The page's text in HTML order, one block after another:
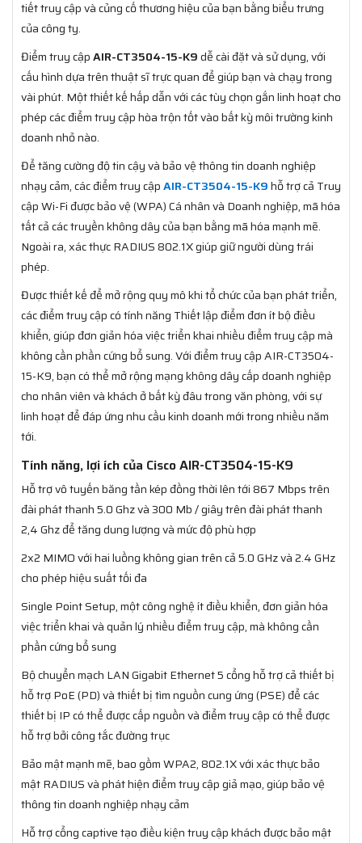
tiết truy cập và củng cố thương hiệu của bạn bằng biểu trưng
của công ty.
Điểm truy cậpAIR-CT3504-15-K9dễ cài đặt và sử dụng, với
cấu hình dựa trên thuật sĩ trực quan để giúp bạn và chạy trong
vài phút. Một thiết kế hấp dẫn với các tùy chọn gắn linh hoạt cho
phép các điểm truy cập hòa trộn tốt vào bất kỳ môi trường kinh
doanh nhỏ nào.
Để tăng cường độ tin cậy và bảo vệ thông tin doanh nghiệp
nhạy cảm, các điểm truy cậpAIR-CT3504-15-K9hỗ trợ cả Truy
cập Wi-Fi được bảo vệ (WPA) Cá nhân và Doanh nghiệp, mã hóa
tất cả các truyền không dây của bạn bằng mã hóa mạnh mẽ.
Ngoài ra, xác thực RADIUS 802.1X giúp giữ người dùng trái
phép.
Được thiết kế để mở rộng quy mô khi tổ chức của bạn phát triển,
các điểm truy cập có tính năng Thiết lập điểm đơn ít bộ điều
khiển, giúp đơn giản hóa việc triển khai nhiều điểm truy cập mà
không cần phần cứng bổ sung. Với điểm truy cập AIR-CT3504-
15-K9, bạn có thể mở rộng mạng không dây cấp doanh nghiệp
cho nhân viên và khách ở bất kỳ đâu trong văn phòng, với sự
linh hoạt để đáp ứng nhu cầu kinh doanh mới trong nhiều năm
tới.
Tính năng, lợi ích của Cisco AIR-CT3504-15-K9
Hỗ trợ vô tuyến băng tần kép đồng thời lên tới 867 Mbps trên
đài phát thanh 5.0 Ghz và 300 Mb / giây trên đài phát thanh
2,4 Ghz để tăng dung lượng và mức độ phù hợp
2x2 MIMO với hai luồng không gian trên cả 5.0 GHz và 2.4 GHz
cho phép hiệu suất tối đa
Single Point Setup, một công nghệ ít điều khiển, đơn giản hóa
việc triển khai và quản lý nhiều điểm truy cập, mà không cần
phần cứng bổ sung
Bộ chuyển mạch LAN Gigabit Ethernet 5 cổng hỗ trợ cả thiết bị
hỗ trợ PoE (PD) và thiết bị tìm nguồn cung ứng (PSE) để các
thiết bị IP có thể được cấp nguồn và điểm truy cập có thể được
hỗ trợ bởi công tắc đường trục
Bảo mật mạnh mẽ, bao gồm WPA2, 802.1X với xác thực bảo
mật RADIUS và phát hiện điểm truy cập giả mạo, giúp bảo vệ
thông tin doanh nghiệp nhạy cảm
Hỗ trợ cổng captive tạo điều kiện truy cập khách được bảo mật